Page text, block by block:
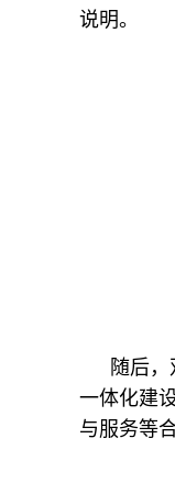
说明。
随后
一体化建
与服务等